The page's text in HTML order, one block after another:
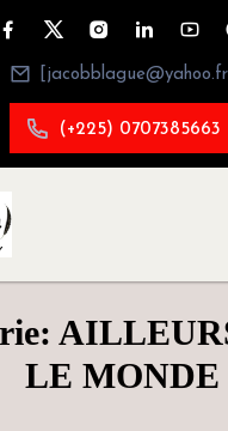
[jacobblague@yahoo.fr]
(+225) 0707385663
LE MONDE